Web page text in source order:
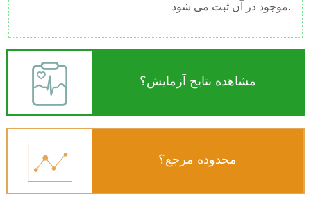
موجود در آن ثبت می شود.
مشاهده نتایج آزمایش؟
محدوده مرجع؟